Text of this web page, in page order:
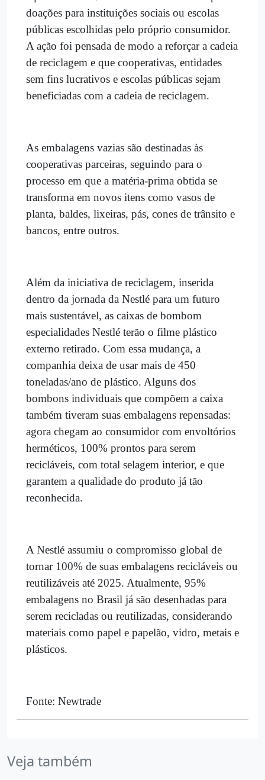
doações para instituições sociais ou escolas
públicas escolhidas pelo próprio consumidor.
A ação foi pensada de modo a reforçar a cadeia
de reciclagem e que cooperativas, entidades
sem fins lucrativos e escolas públicas sejam
beneficiadas com a cadeia de reciclagem.
As embalagens vazias são destinadas às
cooperativas parceiras, seguindo para o
processo em que a matéria-prima obtida se
transforma em novos itens como vasos de
planta, baldes, lixeiras, pás, cones de trânsito e
bancos, entre outros.
Além da iniciativa de reciclagem, inserida
dentro da jornada da Nestlé para um futuro
mais sustentável, as caixas de bombom
especialidades Nestlé terão o filme plástico
externo retirado. Com essa mudança, a
companhia deixa de usar mais de 450
toneladas/ano de plástico. Alguns dos
bombons individuais que compõem a caixa
também tiveram suas embalagens repensadas:
agora chegam ao consumidor com envoltórios
herméticos, 100% prontos para serem
recicláveis, com total selagem interior, e que
garantem a qualidade do produto já tão
reconhecida.
A Nestlé assumiu o compromisso global de
tornar 100% de suas embalagens recicláveis ou
reutilizáveis até 2025. Atualmente, 95%
embalagens no Brasil já são desenhadas para
serem recicladas ou reutilizadas, considerando
materiais como papel e papelão, vidro, metais e
plásticos.
Fonte: Newtrade
Veja também